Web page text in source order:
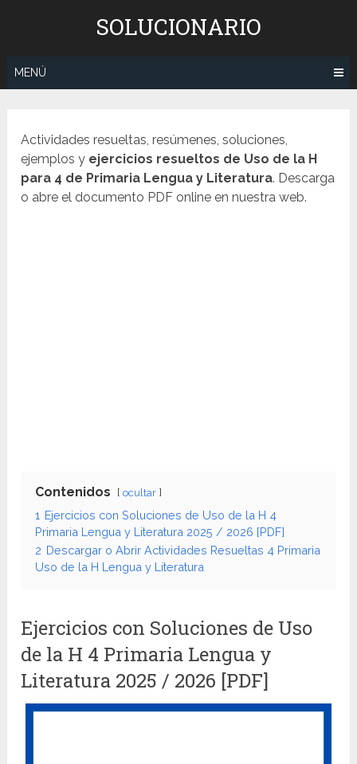
SOLUCIONARIO
MENÚ
Actividades resueltas, resúmenes, soluciones,
ejemplos y ejercicios resueltos de Uso de la H
para 4 de Primaria Lengua y Literatura. Descarga
o abre el documento PDF online en nuestra web.
Contenidos ocultar
1 Ejercicios con Soluciones de Uso de la H 4
Primaria Lengua y Literatura 2025 / 2026 [PDF]
2 Descargar o Abrir Actividades Resueltas 4 Primaria
Uso de la H Lengua y Literatura
Ejercicios con Soluciones de Uso
de la H 4 Primaria Lengua y
Literatura 2025 / 2026 [PDF]